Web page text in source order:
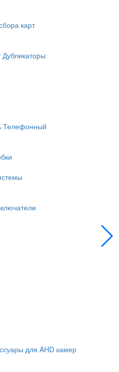
карт
Дубликаторы
Телефонный
для AHD камер